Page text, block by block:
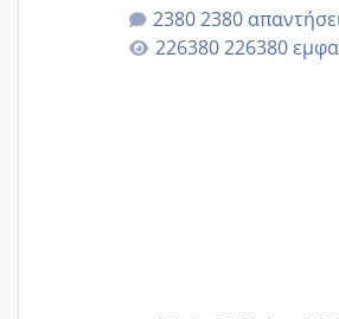
Εδώ θα μοιραστούμε
εμπειρίες και κάθε
2380
226380